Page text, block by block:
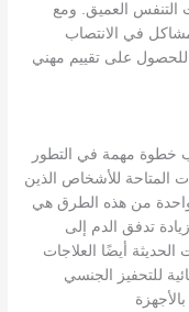
التنفس العميق. ومع
في الانتصاب
للحصول على تقييم مهني
خطوة مهمة في التطور
المتاحة للأشخاص الذين
واحدة من هذه الطرق هي
تدفق الدم إلى
أيضًا العلاجات
للتحفيز الجنسي